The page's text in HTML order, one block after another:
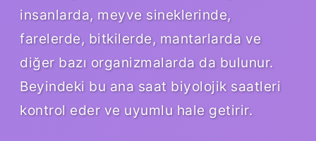
insanlarda, meyve sineklerinde,
farelerde, bitkilerde, mantarlarda ve
diğer bazı organizmalarda da bulunur.
Beyindeki bu ana saat biyolojik saatleri
kontrol eder ve uyumlu hale getirir.